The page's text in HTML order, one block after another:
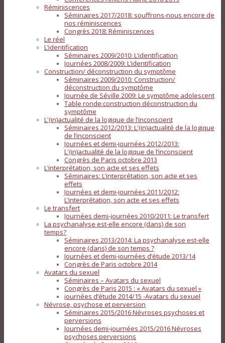
Réminiscences
Séminaires 2017/2018: souffrons-nous encore de
nos réminiscences
Congrès 2018: Réminiscences
Le réel
L’identification
Séminaires 2009/2010: L’identification
Journées 2008/2009: L’identification
Construction/ déconstruction du symptôme
Séminaires 2009/2010: Construction/
déconstruction du symptôme
Journée de Séville 2009: Le symptôme adolescent
Table ronde:construction déconstruction du
symptôme
L'(in)actualité de la logique de l’inconscient
Séminaires 2012/2013: L'(in)actualité de la logique
de l’inconscient
Journées et demi-journées 2012/2013:
L'(in)actualité de la logique de l’inconscient
Congrès de Paris octobre 2013
L’interprétation, son acte et ses effets
Séminaires: L’interprétation, son acte et ses
effets
Journées et demi-journées 2011/2012:
L’interprétation, son acte et ses effets
Le transfert
Journées demi-journées 2010/2011: Le transfert
La psychanalyse est-elle encore (dans) de son
temps?
Séminaires 2013/2014: La psychanalyse est-elle
encore (dans) de son temps ?
Journées et demi-journées d’étude 2013/14
Congrès de Paris octobre 2014
Avatars du sexuel
Séminaires – Avatars du sexuel
Congrès de Paris 2015 : « Avatars du sexuel »
journées d’étude 2014/15 -Avatars du sexuel
Névrose, psychose et perversion
Séminaires 2015/2016 Névroses psychoses et
perversions
Journées demi-journées 2015/2016 Névroses
psychoses perversions